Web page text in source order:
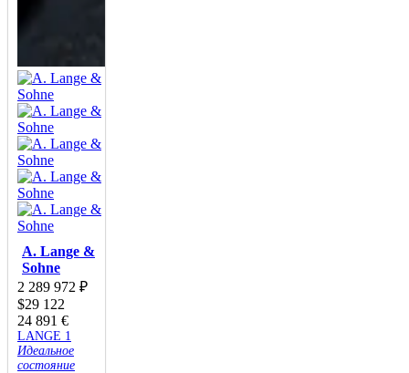
A. Lange &
Sohne
2 289 972 ₽
$29 122
24 891 €
LANGE 1
Идеальное
состояние